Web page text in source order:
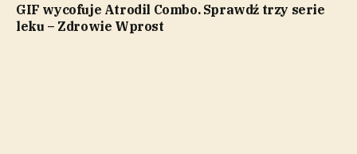
GIF wycofuje Atrodil Combo. Sprawdź trzy serie
leku – Zdrowie Wprost